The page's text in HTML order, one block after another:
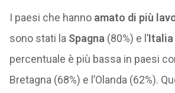
I paesi che hanno amato di più
sono stati la Spagna (80%) e l’Italia
percentuale è più bassa in paesi
Bretagna (68%) e l’Olanda (62%).